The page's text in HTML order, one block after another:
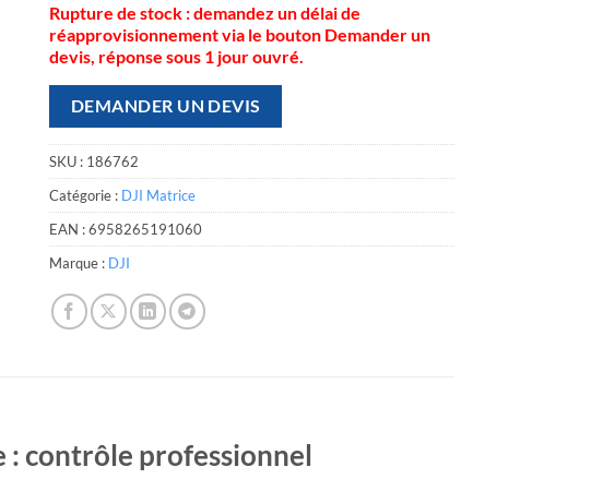
Rupture de stock : demandez un délai de
réapprovisionnement via le bouton Demander un
devis, réponse sous 1 jour ouvré.
DEMANDER UN DEVIS
SKU : 186762
Catégorie : DJI Matrice
EAN :6958265191060
Marque : DJI
: contrôle professionnel